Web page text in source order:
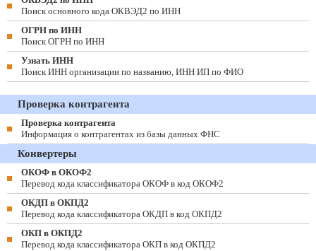
Поиск основного кода ОКВЭД2 по ИНН
ОГРН по ИНН
Поиск ОГРН по ИНН
Узнать ИНН
Поиск ИНН организации по названию, ИНН ИП по ФИО
Проверка контрагента
Проверка контрагента
Информация о контрагентах из базы данных ФНС
Конвертеры
ОКОФ в ОКОФ2
Перевод кода классификатора ОКОФ в код ОКОФ2
ОКДП в ОКПД2
Перевод кода классификатора ОКДП в код ОКПД2
ОКП в ОКПД2
Перевод кода классификатора ОКП в код ОКПД2